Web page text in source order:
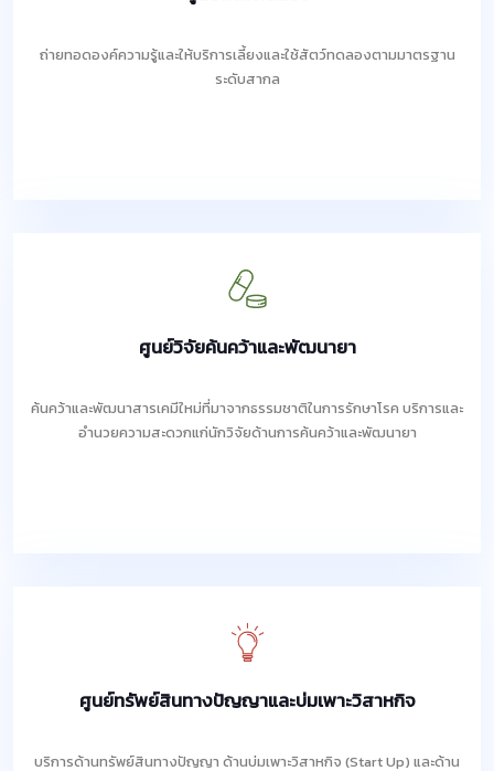
ถ่ายทอดองค์ความรู้และให้บริการเลี้ยงและใช้สัตว์ทดลองตามมาตรฐาน
ระดับสากล
ศูนย์วิจัยค้นคว้าและพัฒนายา
ค้นคว้าและพัฒนาสารเคมีใหม่ที่มาจากธรรมชาติในการรักษาโรค บริการและ
อำนวยความสะดวกแก่นักวิจัยด้านการค้นคว้าและพัฒนายา
ศูนย์ทรัพย์สินทางปัญญาและบ่มเพาะวิสาหกิจ
บริการด้านทรัพย์สินทางปัญญา ด้านบ่มเพาะวิสาหกิจ (Start Up) และด้าน